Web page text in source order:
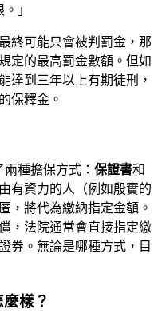
」
終可能只會被判罰金，那
定的最高罰金數額。但如
達到三年以上有期徒刑，
保釋金。
兩種擔保方式： 保證書和
有資力的人（例如殷實的
，將代為繳納指定金額。
，法院通常會直接指定繳
券。無論是哪種方式，目
樣？